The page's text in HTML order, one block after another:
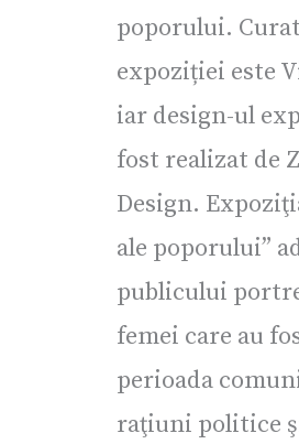
poporului.
expoziției este
iar design-ul
fost realizat de
Design.
ale poporului”
publicului
femei care au
perioada
raţiuni politice